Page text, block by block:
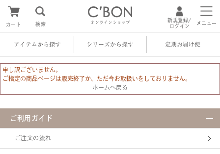
オンラインショップ
カート 検索
新規登録/
ログイン
メニュー
アイテムから探す シリーズから探す 定期お届け便
申し訳ございません。
ご指定の商品ページは販売終了か、ただ今お取扱いをしておりません。
ホームへ戻る
ご利用ガイド
ご注文の流れ